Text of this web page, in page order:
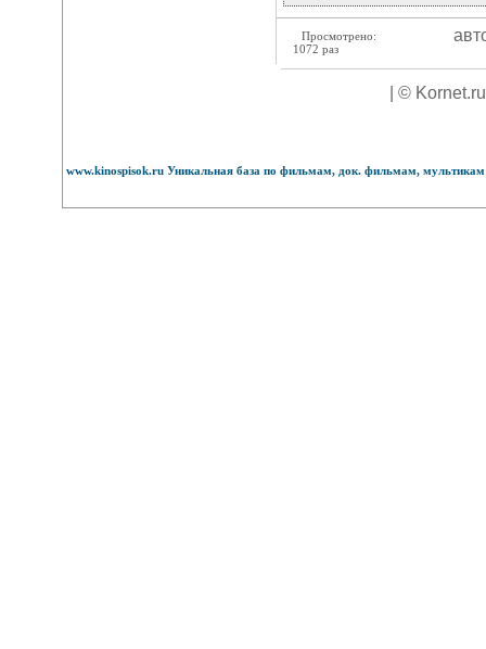
Просмотрено:
1072 раз
| ©
www.kinospisok.ru Уникальная база по фильмам, док. фильмам,